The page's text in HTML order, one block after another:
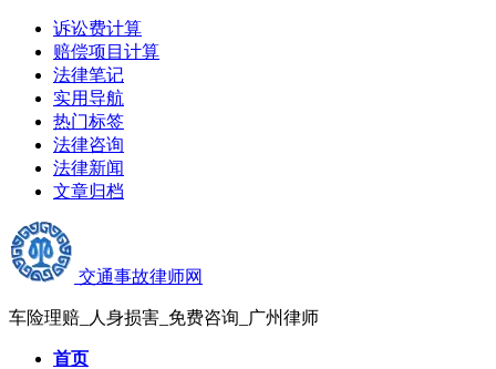
诉讼费计算
赔偿项目计算
法律笔记
实用导航
热门标签
法律咨询
法律新闻
文章归档
交通事故律师网
车险理赔_人身损害_免费咨询_广州律师
首页